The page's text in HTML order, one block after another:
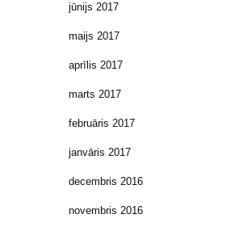
jūnijs 2017
maijs 2017
aprīlis 2017
marts 2017
februāris 2017
janvāris 2017
decembris 2016
novembris 2016